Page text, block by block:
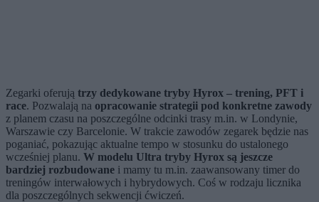
Zegarki oferują trzy dedykowane tryby Hyrox – trening, PFT i
race. Pozwalają na opracowanie strategii pod konkretne zawody
z planem czasu na poszczególne odcinki trasy m.in. w Londynie,
Warszawie czy Barcelonie. W trakcie zawodów zegarek będzie nas
poganiać, pokazując aktualne tempo w stosunku do ustalonego
wcześniej planu. W modelu Ultra tryby Hyrox są jeszcze
bardziej rozbudowane i mamy tu m.in. zaawansowany timer do
treningów interwałowych i hybrydowych. Coś w rodzaju licznika
dla poszczególnych sekwencji ćwiczeń.